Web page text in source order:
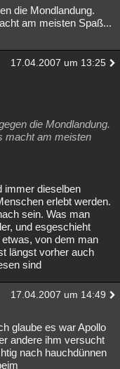
die Mondlandung.
am meisten Spaß...
17.04.2007 um 13:25
die Mondlandung.
macht am meisten
immer dieselben
erlebt werden.
sein. Was man
und esgeschieht
von dem man
längst vorher auch
sind
17.04.2007 um 14:49
glaube es war Apollo
andere ihm versucht
nach hauchdünnen